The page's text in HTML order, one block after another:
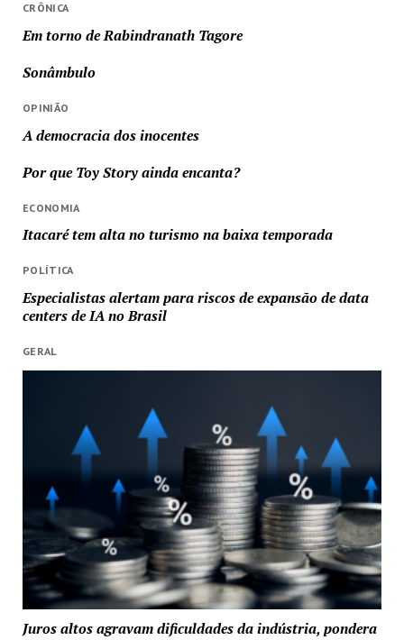
CRÔNICA
Em torno de Rabindranath Tagore
Sonâmbulo
OPINIÃO
A democracia dos inocentes
Por que Toy Story ainda encanta?
ECONOMIA
Itacaré tem alta no turismo na baixa temporada
POLÍTICA
Especialistas alertam para riscos de expansão de data
centers de IA no Brasil
GERAL
Juros altos agravam dificuldades da indústria, pondera